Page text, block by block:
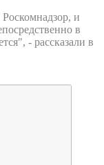
и
в
- рассказали в